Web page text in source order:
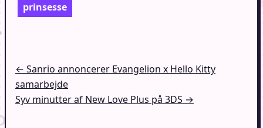
prinsesse
Indlægsnavigation
← Sanrio annoncerer Evangelion x Hello Kitty
samarbejde
Syv minutter af New Love Plus på 3DS →